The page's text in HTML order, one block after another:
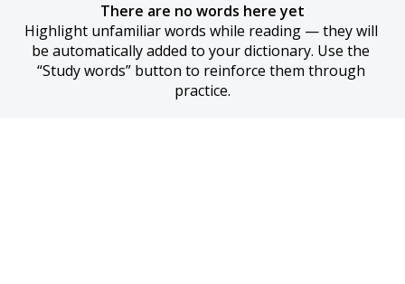
There are no words here yet
Highlight unfamiliar words while reading — they will
be automatically added to your dictionary. Use the
“Study words” button to reinforce them through
practice.